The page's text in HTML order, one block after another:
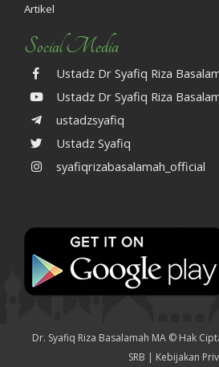
Artikel
Social Media
Ustadz Dr Syafiq Riza
Ustadz Dr Syafiq Riza
ustadzsyafiq
Ustadz Syafiq
syafiqrizabasalamah_official
Dr. Syafiq Riza Basalamah MA © Hak
SRB | Kebijakan